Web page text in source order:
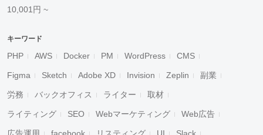
10,001円 ~
キーワード
PHP AWS Docker PM WordPress CMS
Figma Sketch Adobe XD Invision Zeplin 副業
労務 バックオフィス ライター 取材
ライティング SEO Webマーケティング Web広告